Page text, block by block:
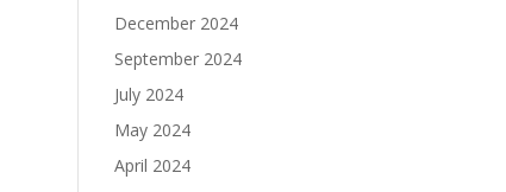
December 2024
September 2024
July 2024
May 2024
April 2024